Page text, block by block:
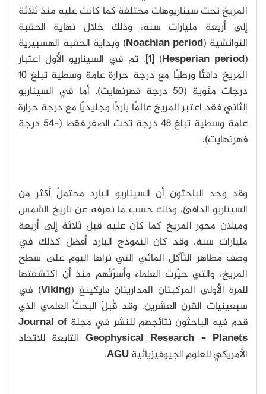
المريخ تحت سيناريوهات مختلفة كما كانت عليه منذ ثلاثة
إلى أربعة مليارات سنة، وذلك خلال نهاية الحقبة
النواتشية (Noachian period) وبداية الحقبة الهسبيرية
[1] (Hesperian period)
. تم في السيناريو الأول اعتبار
المريخ دافئًا ورطبًا مع درجة حرارة عامة وسطية تبلغ 10
درجات مئوية (50 درجة فهرنهايت)، أما في السيناريو
الثاني فقد اعتبر المريخ عالمًا باردًا وجليديًا مع درجة حرارة
عامة وسطية تبلغ 48 درجة تحت الصفر فقط (-54 درجة
فهرنهايت).
وقد وجد الباحثون أن السيناريو البارد محتملٌ أكثر من
السيناريو الدافئ، وذلك حسب ما نعرفه عن تاريخ الشمس
وميلان محور المريخ كما كان عليه قبل ثلاثة إلى أربعة
مليارات سنة. وقد كان النموذج البارد أفضل كذلك في
وصف مظاهر التآكل المائي التي نراها اليوم على سطح
المريخ، والتي حيّرت العلماء وأسرَتْهم منذ أن اكتشفتها
للمرة الأولى المركبتان المداريتان فايكينغ (Viking) في
سبعينيات القرن العشرين. وقد قُبلَ البحثُ العلمي الذي
قدم فيه الباحثون نتائجهم للنشر في مجلة Journal of
Geophysical Research – Planets التابعة للاتحاد
الأمريكي للعلوم الجيوفيزيائيةAGU
.